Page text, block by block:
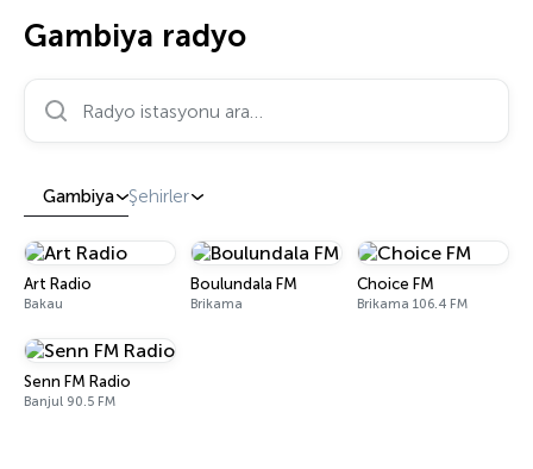
Gambiya radyo
Radyo istasyonu ara…
Gambiya Şehirler
Art Radio
Bakau
Boulundala FM
Brikama
Choice FM
Brikama 106.4 FM
Senn FM Radio
Banjul 90.5 FM